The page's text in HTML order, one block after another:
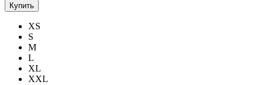
Купить
XS
S
M
L
XL
XXL